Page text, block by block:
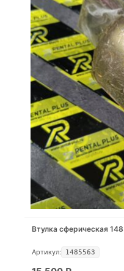
Втулка сферическая
Артикул: 1485563